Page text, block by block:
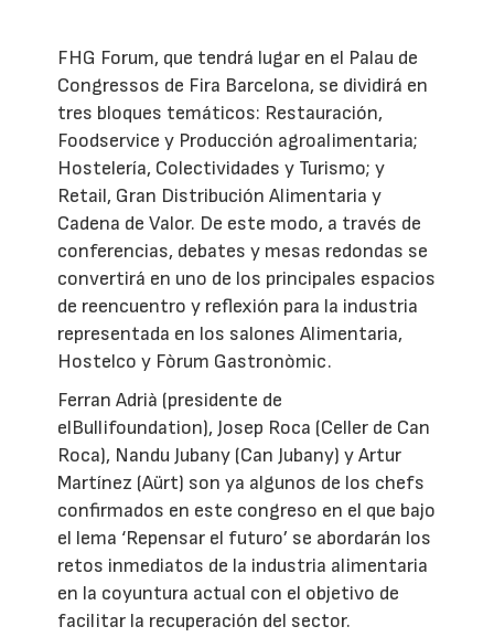
FHG Forum, que tendrá lugar en el Palau de
Congressos de Fira Barcelona, se dividirá en
tres bloques temáticos: Restauración,
Foodservice y Producción agroalimentaria;
Hostelería, Colectividades y Turismo; y
Retail, Gran Distribución Alimentaria y
Cadena de Valor. De este modo, a través de
conferencias, debates y mesas redondas se
convertirá en uno de los principales espacios
de reencuentro y reflexión para la industria
representada en los salones Alimentaria,
Hostelco y Fòrum Gastronòmic.
Ferran Adrià (presidente de
elBullifoundation), Josep Roca (Celler de Can
Roca), Nandu Jubany (Can Jubany) y Artur
Martínez (Aürt) son ya algunos de los chefs
confirmados en este congreso en el que bajo
el lema ‘Repensar el futuro’ se abordarán los
retos inmediatos de la industria alimentaria
en la coyuntura actual con el objetivo de
facilitar la recuperación del sector.